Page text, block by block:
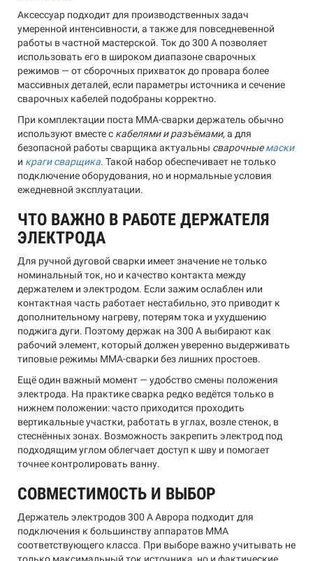
Аксессуар подходит для производственных задач
умеренной интенсивности, а также для повседневенной
работы в частной мастерской. Ток до 300 А позволяет
использовать его в широком диапазоне сварочных
режимов — от сборочных прихваток до провара более
массивных деталей, если параметры источника и сечение
сварочных кабелей подобраны корректно.
При комплектации поста MMA-сварки держатель обычно
используют вместе с кабелями и разъёмами, а для
безопасной работы сварщика актуальны сварочныемаски
и краги сварщика. Такой набор обеспечивает не только
подключение оборудования, но и нормальные условия
ежедневной эксплуатации.
ЧТО ВАЖНО В РАБОТЕ ДЕРЖАТЕЛЯ
ЭЛЕКТРОДА
Для ручной дуговой сварки имеет значение не только
номинальный ток, но и качество контакта между
держателем и электродом. Если зажим ослаблен или
контактная часть работает нестабильно, это приводит к
дополнительному нагреву, потерям тока и ухудшению
поджига дуги. Поэтому держак на 300 А выбирают как
рабочий элемент, который должен уверенно выдерживать
типовые режимы MMA-сварки без лишних простоев.
Ещё один важный момент — удобство смены положения
электрода. На практике сварка редко ведётся только в
нижнем положении: часто приходится проходить
вертикальные участки, работать в углах, возле стенок, в
стеснённых зонах. Возможность закрепить электрод под
подходящим углом облегчает доступ к шву и помогает
точнее контролировать ванну.
СОВМЕСТИМОСТЬ И ВЫБОР
Держатель электродов 300 А Аврора подходит для
подключения к большинству аппаратов MMA
соответствующего класса. При выборе важно учитывать не